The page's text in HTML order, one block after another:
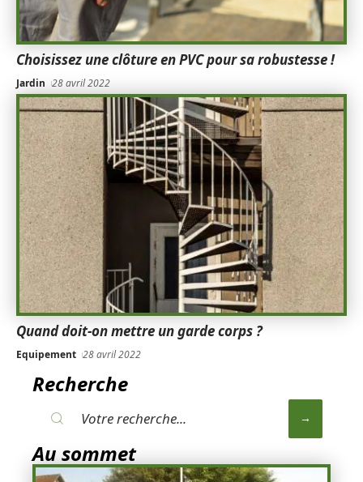
Choisissez une clôture en PVC pour sa robustesse !
Jardin 28 avril 2022
Quand doit-on mettre un garde corps ?
Equipement 28 avril 2022
Recherche
Au sommet